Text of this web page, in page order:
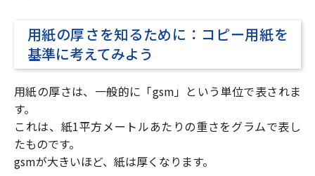
用紙の厚さを知るために：コピー用紙を
基準に考えてみよう
用紙の厚さは、一般的に「gsm」という単位で表されま
す。
これは、紙1平方メートルあたりの重さをグラムで表し
たものです。
gsmが大きいほど、紙は厚くなります。